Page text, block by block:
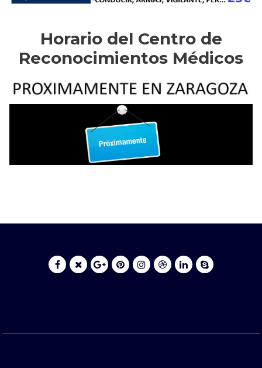
Horario del Centro de
Reconocimientos Médicos